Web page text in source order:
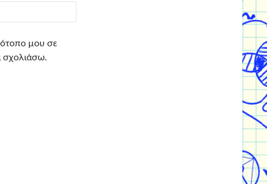
μου σε
σχολιάσω.